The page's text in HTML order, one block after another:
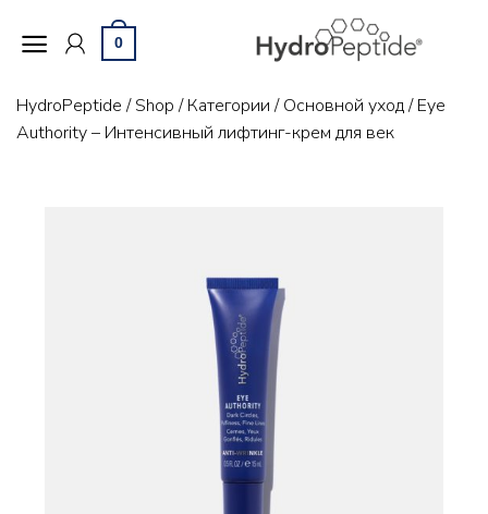
0
HydroPeptide / Shop / Категории / Основной уход/Eye
Authority – Интенсивный лифтинг-крем для век